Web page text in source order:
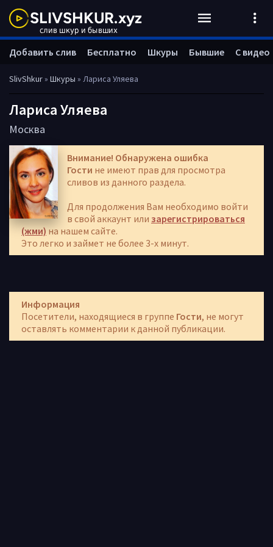
SlivShkur» Шкуры » Лариса Уляева
Лариса Уляева
Москва
Внимание! Обнаружена ошибка
Гости не имеют прав для просмотра
сливов из данного раздела.
Для продолжения Вам необходимо войти
в свой аккаунт или зарегистрироваться
(жми) на нашем сайте.
Это легко и займет не более 3-х минут.
Информация
Посетители, находящиеся в группе Гости, не могут
оставлять комментарии к данной публикации.
Добавить слив Бесплатно Шкуры Бывшие С видео